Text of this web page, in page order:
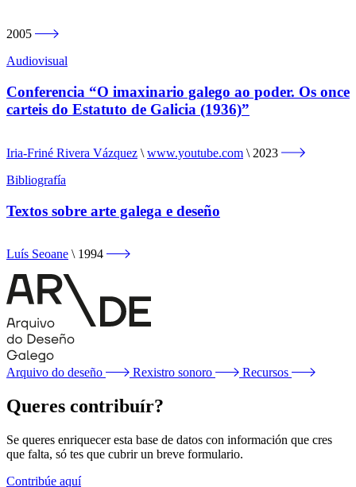
2005
Audiovisual
Conferencia “O imaxinario galego ao poder. Os once
carteis do Estatuto de Galicia (1936)”
Iria-Friné Rivera Vázquez www.youtube.com
2023
Bibliografía
Textos sobre arte galega e deseño
Luís Seoane 1994
Arquivo do deseño Rexistro sonoro Recursos
Queres contribuír?
Se queres enriquecer esta base de datos con información que cres
que falta, só tes que cubrir un breve formulario.
Contribúe aquí